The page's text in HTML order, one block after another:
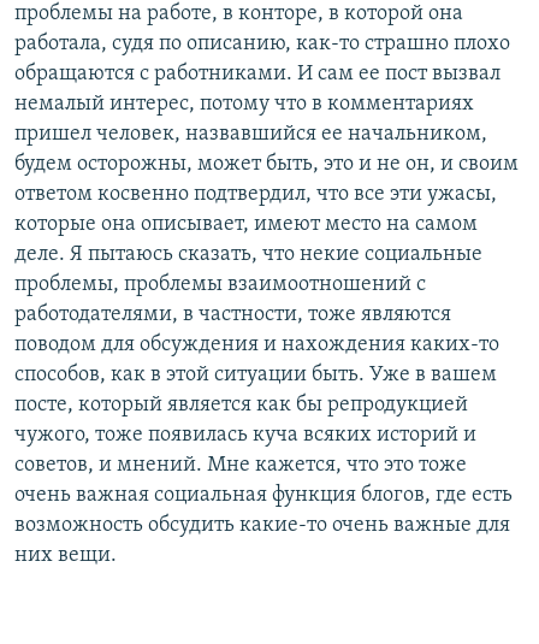
проблемы на работе, в конторе, в которой она
работала, судя по описанию, как-то страшно плохо
обращаются с работниками. И сам ее пост вызвал
немалый интерес, потому что в комментариях
пришел человек, назвавшийся ее начальником,
будем осторожны, может быть, это и не он, и своим
ответом косвенно подтвердил, что все эти ужасы,
которые она описывает, имеют место на самом
деле. Я пытаюсь сказать, что некие социальные
проблемы, проблемы взаимоотношений с
работодателями, в частности, тоже являются
поводом для обсуждения и нахождения каких-то
способов, как в этой ситуации быть. Уже в вашем
посте, который является как бы репродукцией
чужого, тоже появилась куча всяких историй и
советов, и мнений. Мне кажется, что это тоже
очень важная социальная функция блогов, где есть
возможность обсудить какие-то очень важные для
них вещи.